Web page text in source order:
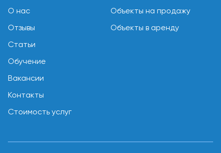
О нас
Отзывы
Статьи
Обучение
Вакансии
Контакты
Стоимость услуг
Объекты на продажу
Объекты в аренду